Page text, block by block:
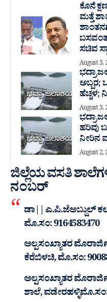
ಕೊನೆ
ಮತ್ತೆ
ಸಚಿವ
August 3,
ಭದ್ರಾ
ಅಬ್ಬರ;
ಹೆಚ್ಚಳ;
August 3,
ಭದ್ರಾ
ಹರಿವು
ನೀರಿನ
August 2,
ಜಿಲ್ಲೆಯ ವಸತಿ
ನಂಬರ್
ಡಾ|| ಎ.ಪಿ.ಜೆಅಬ್ದುಲ್
ಮೊ.ಸಂ: 9164583470
ಅಲ್ಪಸಂಖ್ಯಾತರ
ಕೆರೆಬಿಳಚಿ, ಮೊ.ಸಂ:
ಅಲ್ಪಸಂಖ್ಯಾತರ
ಶಾಲೆ,